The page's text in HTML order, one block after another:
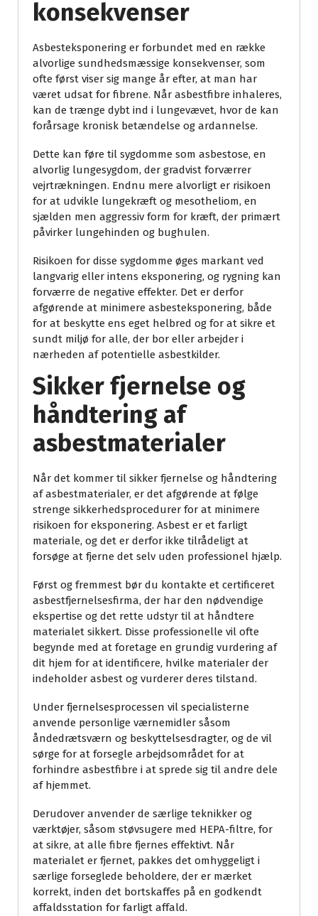
konsekvenser
Asbesteksponering er forbundet med en række
alvorlige sundhedsmæssige konsekvenser, som
ofte først viser sig mange år efter, at man har
været udsat for fibrene. Når asbestfibre inhaleres,
kan de trænge dybt ind i lungevævet, hvor de kan
forårsage kronisk betændelse og ardannelse.
Dette kan føre til sygdomme som asbestose, en
alvorlig lungesygdom, der gradvist forværrer
vejrtrækningen. Endnu mere alvorligt er risikoen
for at udvikle lungekræft og mesotheliom, en
sjælden men aggressiv form for kræft, der primært
påvirker lungehinden og bughulen.
Risikoen for disse sygdomme øges markant ved
langvarig eller intens eksponering, og rygning kan
forværre de negative effekter. Det er derfor
afgørende at minimere asbesteksponering, både
for at beskytte ens eget helbred og for at sikre et
sundt miljø for alle, der bor eller arbejder i
nærheden af potentielle asbestkilder.
Sikker fjernelse og
håndtering af
asbestmaterialer
Når det kommer til sikker fjernelse og håndtering
af asbestmaterialer, er det afgørende at følge
strenge sikkerhedsprocedurer for at minimere
risikoen for eksponering. Asbest er et farligt
materiale, og det er derfor ikke tilrådeligt at
forsøge at fjerne det selv uden professionel hjælp.
Først og fremmest bør du kontakte et certificeret
asbestfjernelsesfirma, der har den nødvendige
ekspertise og det rette udstyr til at håndtere
materialet sikkert. Disse professionelle vil ofte
begynde med at foretage en grundig vurdering af
dit hjem for at identificere, hvilke materialer der
indeholder asbest og vurderer deres tilstand.
Under fjernelsesprocessen vil specialisterne
anvende personlige værnemidler såsom
åndedrætsværn og beskyttelsesdragter, og de vil
sørge for at forsegle arbejdsområdet for at
forhindre asbestfibre i at sprede sig til andre dele
af hjemmet.
Derudover anvender de særlige teknikker og
værktøjer, såsom støvsugere med HEPA-filtre, for
at sikre, at alle fibre fjernes effektivt. Når
materialet er fjernet, pakkes det omhyggeligt i
særlige forseglede beholdere, der er mærket
korrekt, inden det bortskaffes på en godkendt
affaldsstation for farligt affald.